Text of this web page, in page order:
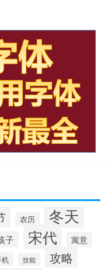
农历 冬天
子 宋代 寓意
机 技能 攻略